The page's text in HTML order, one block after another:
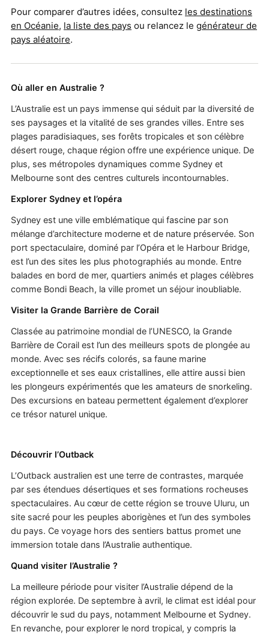
Pour comparer d’autres idées, consultez les destinations
en Océanie, la liste des pays ou relancez le générateur de
pays aléatoire.
Où aller en Australie ?
L’Australie est un pays immense qui séduit par la diversité de
ses paysages et la vitalité de ses grandes villes. Entre ses
plages paradisiaques, ses forêts tropicales et son célèbre
désert rouge, chaque région offre une expérience unique. De
plus, ses métropoles dynamiques comme Sydney et
Melbourne sont des centres culturels incontournables.
Explorer Sydney et l’opéra
Sydney est une ville emblématique qui fascine par son
mélange d’architecture moderne et de nature préservée. Son
port spectaculaire, dominé par l’Opéra et le Harbour Bridge,
est l’un des sites les plus photographiés au monde. Entre
balades en bord de mer, quartiers animés et plages célèbres
comme Bondi Beach, la ville promet un séjour inoubliable.
Visiter la Grande Barrière de Corail
Classée au patrimoine mondial de l’UNESCO, la Grande
Barrière de Corail est l’un des meilleurs spots de plongée au
monde. Avec ses récifs colorés, sa faune marine
exceptionnelle et ses eaux cristallines, elle attire aussi bien
les plongeurs expérimentés que les amateurs de snorkeling.
Des excursions en bateau permettent également d’explorer
ce trésor naturel unique.
Découvrir l’Outback
L’Outback australien est une terre de contrastes, marquée
par ses étendues désertiques et ses formations rocheuses
spectaculaires. Au cœur de cette région se trouve Uluru, un
site sacré pour les peuples aborigènes et l’un des symboles
du pays. Ce voyage hors des sentiers battus promet une
immersion totale dans l’Australie authentique.
Quand visiter l’Australie ?
La meilleure période pour visiter l’Australie dépend de la
région explorée. De septembre à avril, le climat est idéal pour
découvrir le sud du pays, notamment Melbourne et Sydney.
En revanche, pour explorer le nord tropical, y compris la